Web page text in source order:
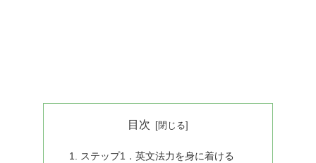
目次
ステップ1．英文法力を身に着ける